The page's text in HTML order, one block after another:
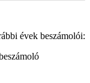
évek beszámolói: